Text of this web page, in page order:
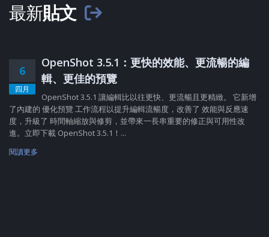
最新貼文
6
四月
OpenShot 3.5.1：更快的效能、更流暢的編
輯、更佳的預覽
OpenShot 3.5.1 讓編輯比以往更快、更流暢且更精緻。 它新增
了內建的 優化預覽 工作流程以提升編輯流暢度，改善了 效能與反應速
度，升級了 時間軸縮放與修剪，並帶來一長串重要的修正與可用性改
進。立即下載 OpenShot 3.5.1！...
閱讀更多